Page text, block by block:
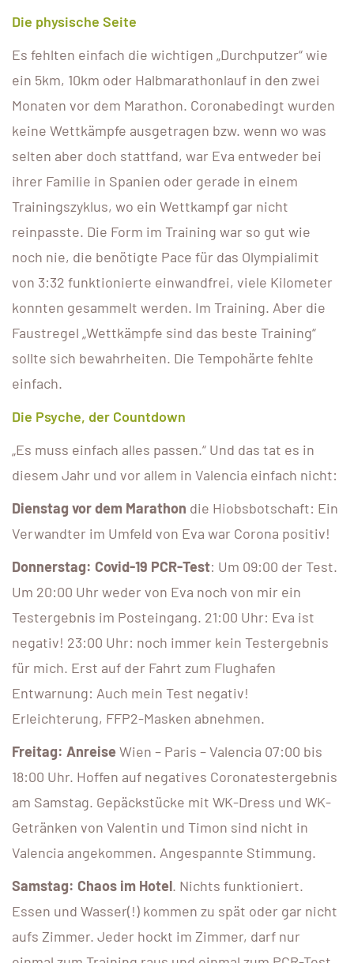
Die physische Seite
Es fehlten einfach die wichtigen „Durchputzer“ wie
ein 5km, 10km oder Halbmarathonlauf in den zwei
Monaten vor dem Marathon. Coronabedingt wurden
keine Wettkämpfe ausgetragen bzw. wenn wo was
selten aber doch stattfand, war Eva entweder bei
ihrer Familie in Spanien oder gerade in einem
Trainingszyklus, wo ein Wettkampf gar nicht
reinpasste. Die Form im Training war so gut wie
noch nie, die benötigte Pace für das Olympialimit
von 3:32 funktionierte einwandfrei, viele Kilometer
konnten gesammelt werden. Im Training. Aber die
Faustregel „Wettkämpfe sind das beste Training“
sollte sich bewahrheiten. Die Tempohärte fehlte
einfach.
Die Psyche, der Countdown
„Es muss einfach alles passen.“ Und das tat es in
diesem Jahr und vor allem in Valencia einfach nicht:
Dienstag vor dem Marathon die Hiobsbotschaft: Ein
Verwandter im Umfeld von Eva war Corona positiv!
Donnerstag: Covid-19 PCR-Test: Um 09:00 der Test.
Um 20:00 Uhr weder von Eva noch von mir ein
Testergebnis im Posteingang. 21:00 Uhr: Eva ist
negativ! 23:00 Uhr: noch immer kein Testergebnis
für mich. Erst auf der Fahrt zum Flughafen
Entwarnung: Auch mein Test negativ!
Erleichterung, FFP2-Masken abnehmen.
Freitag: AnreiseWien – Paris – Valencia 07:00 bis
18:00 Uhr. Hoffen auf negatives Coronatestergebnis
am Samstag. Gepäckstücke mit WK-Dress und WK-
Getränken von Valentin und Timon sind nicht in
Valencia angekommen. Angespannte Stimmung.
Samstag: Chaos im Hotel. Nichts funktioniert.
Essen und Wasser(!) kommen zu spät oder gar nicht
aufs Zimmer. Jeder hockt im Zimmer, darf nur